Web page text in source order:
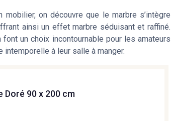
on découvre que le marbre s’intègre
ainsi un effet marbre séduisant et raffiné.
un choix incontournable pour les amateurs
à leur salle à manger.
Doré 90 x 200 cm